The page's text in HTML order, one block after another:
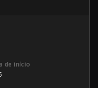
de início